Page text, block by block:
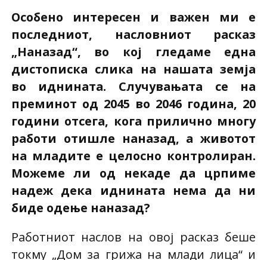
Особено интересен и важен ми е
последниот, насловниот расказ
„Наназад“, во кој гледаме една
дистописка слика на нашата земја
во иднината. Случувањата се на
преминот од 2045 во 2046 година, 20
години отсега, кога прилично многу
работи отишле наназад, а животот
на младите е целосно контролиран.
Можеме ли од некаде да црпиме
надеж дека иднината нема да ни
биде одење наназад?
Работниот наслов на овој расказ беше
токму „Дом за грижа на млади лица“ и